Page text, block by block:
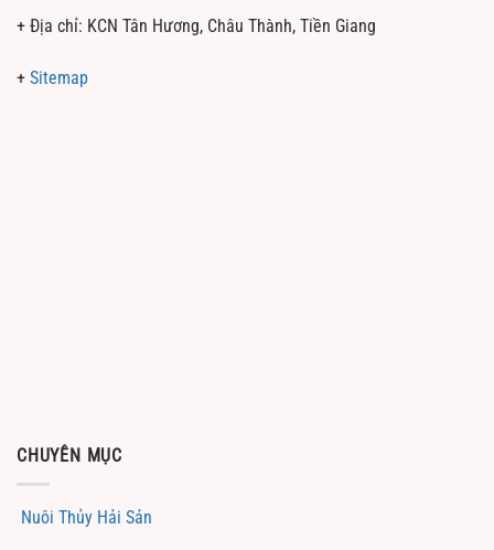
+ Địa chỉ: KCN Tân Hương, Châu Thành, Tiền Giang
+ Sitemap
CHUYÊN MỤC
Nuôi Thủy Hải Sản